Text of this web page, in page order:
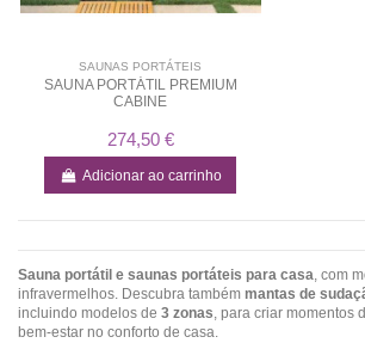
SAUNAS PORTÁTEIS
SAUNA PORTÁTIL PREMIUM
CABINE
274,50 €
Adicionar ao carrinho
Sauna portátil e saunas portáteis para casa, com
infravermelhos. Descubra também mantas de
incluindo modelos de 3 zonas, para criar momentos
bem-estar no conforto de casa.